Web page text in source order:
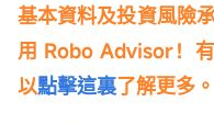
基本資料及投資風險
用 Robo Advisor！
以點擊這裏了解更多。